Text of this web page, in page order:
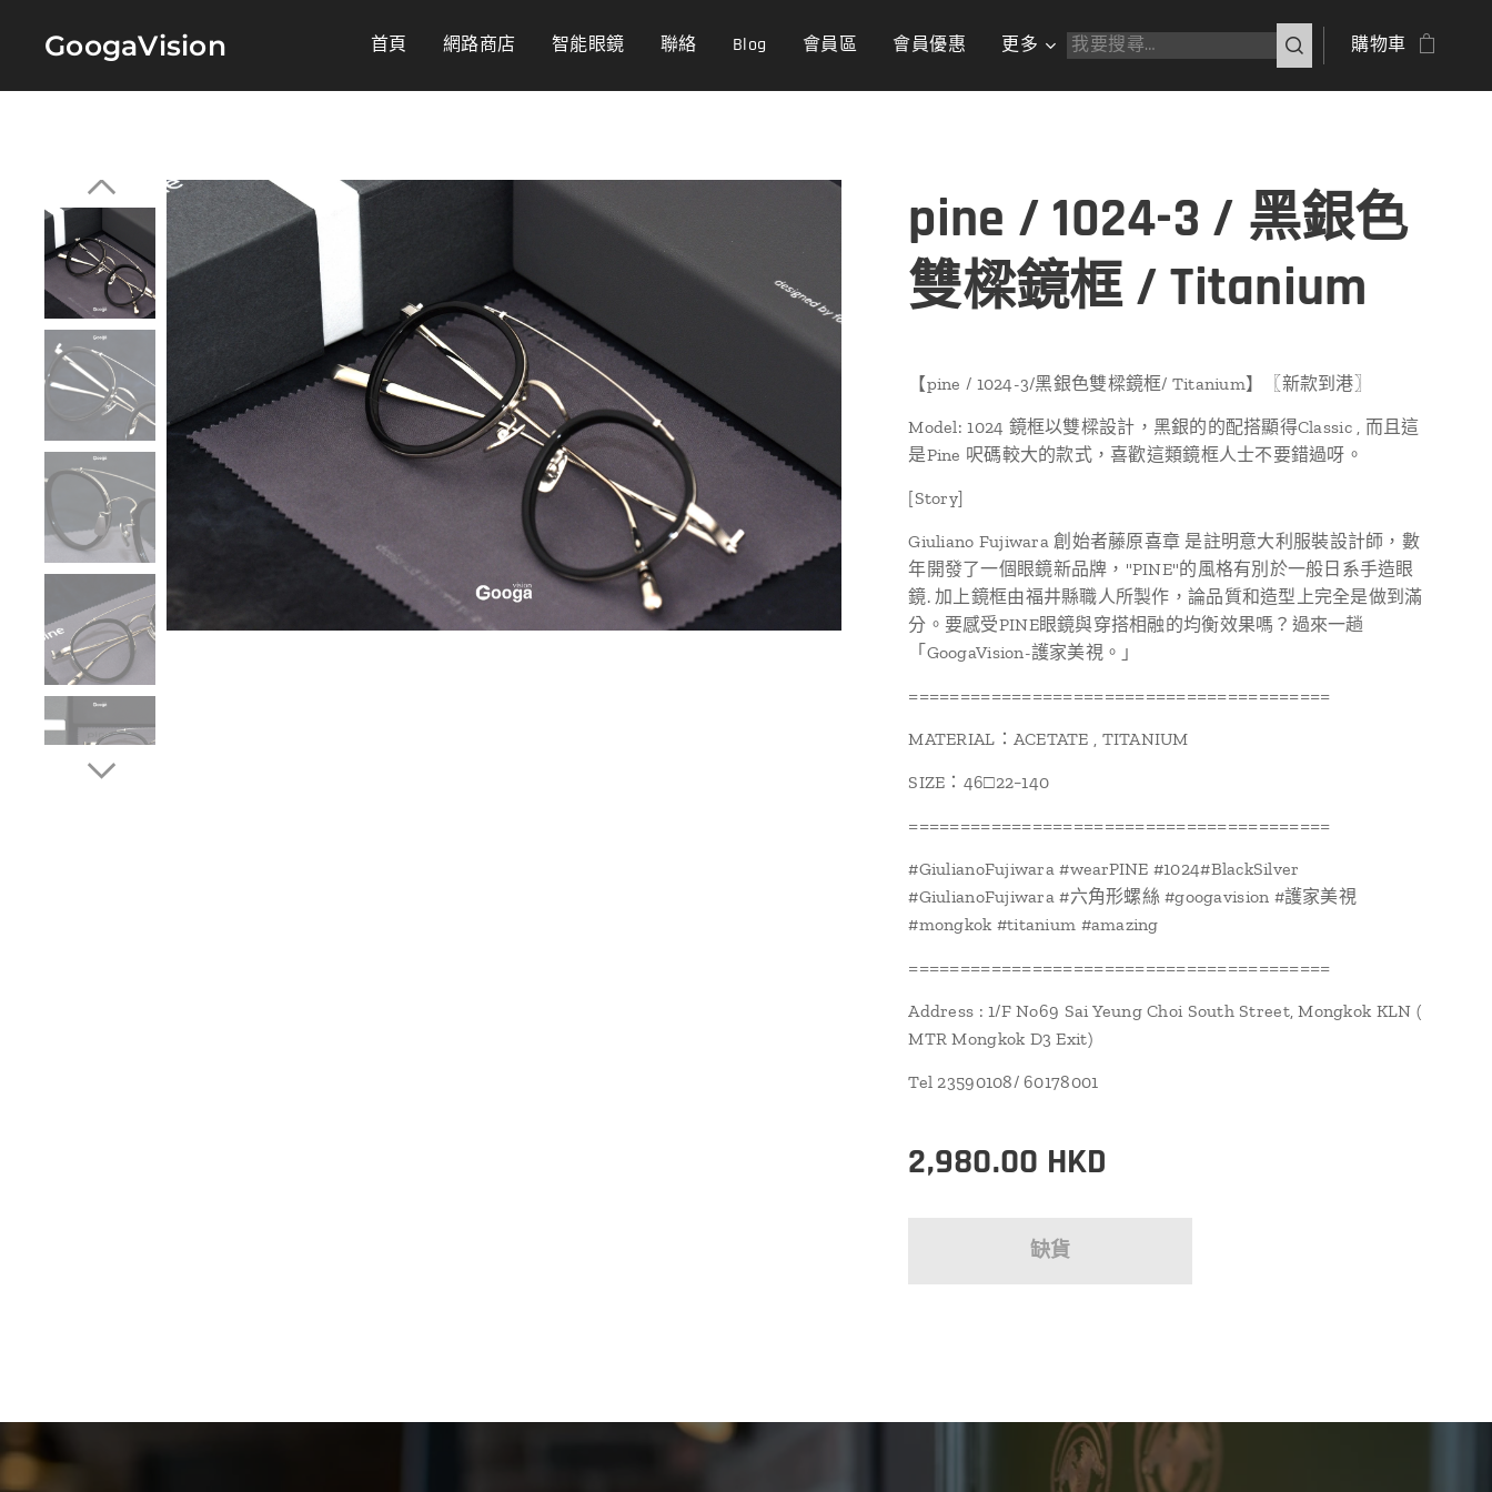
GoogaVision 首頁 網路商店 智能眼鏡 聯絡 Blog 會員區 會員優惠 更多 購物車
pine / 1024-3 / 黑銀色
雙樑鏡框 / Titanium
【pine / 1024-3/黑銀色雙樑鏡框/ Titanium】〖新款到港〗
Model: 1024 鏡框以雙樑設計，黑銀的的配搭顯得Classic , 而且這
是Pine 呎碼較大的款式，喜歡這類鏡框人士不要錯過呀。
[Story]
Giuliano Fujiwara 創始者藤原喜章 是註明意大利服裝設計師，數
年開發了一個眼鏡新品牌，"PINE"的風格有別於一般日系手造眼
鏡. 加上鏡框由福井縣職人所製作，論品質和造型上完全是做到滿
分。要感受PINE眼鏡與穿搭相融的均衡效果嗎？過來一趟
「GoogaVision-護家美視。」
=========================================
MATERIAL：ACETATE , TITANIUM
SIZE：46□22−140
=========================================
#GiulianoFujiwara #wearPINE #1024#BlackSilver
#GiulianoFujiwara #六角形螺絲 #googavision #護家美視
#mongkok #titanium #amazing
=========================================
Address : 1/F No69 Sai Yeung Choi South Street, Mongkok KLN (
MTR Mongkok D3 Exit)
Tel 23590108/ 60178001
2,980.00 HKD
缺貨